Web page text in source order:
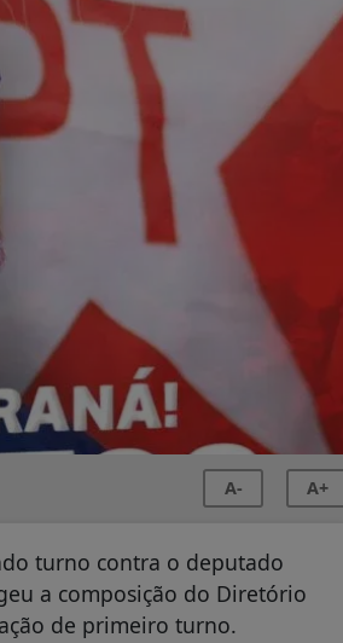
A- A+
turno contra o deputado
a composição do Diretório
de primeiro turno.